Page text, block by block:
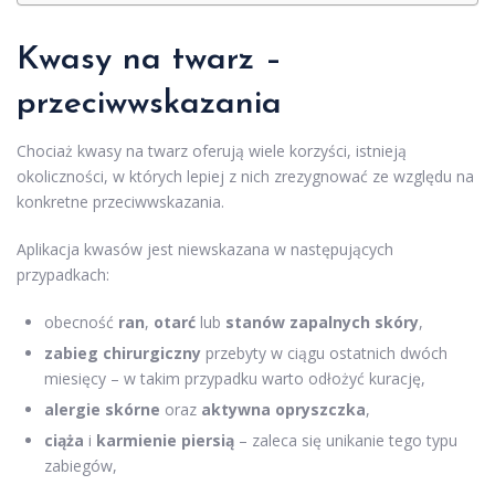
Kwasy na twarz –
przeciwwskazania
Chociaż kwasy na twarz oferują wiele korzyści, istnieją
okoliczności, w których lepiej z nich zrezygnować ze względu na
konkretne przeciwwskazania.
Aplikacja kwasów jest niewskazana w następujących
przypadkach:
obecność ran, otarć lub stanów zapalnych skóry,
zabieg chirurgiczny przebyty w ciągu ostatnich dwóch
miesięcy – w takim przypadku warto odłożyć kurację,
alergie skórne oraz aktywna opryszczka,
ciąża i karmienie piersią – zaleca się unikanie tego typu
zabiegów,